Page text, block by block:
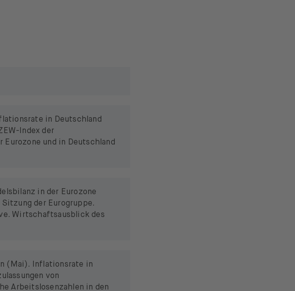
in Deutschland
Index der
und in Deutschland
in der Eurozone
der Eurogruppe.
Wirtschaftsausblick des
(Mai). Inflationsrate in
von
Arbeitslosenzahlen in den